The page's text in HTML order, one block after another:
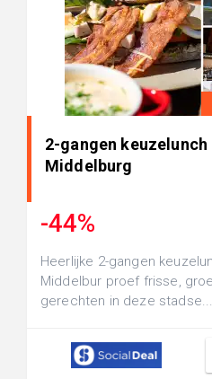
2-gangen
Middelburg
-44%
Heerlijke 2-gangen
Middelbur proef frisse,
gerechten in deze stadse...